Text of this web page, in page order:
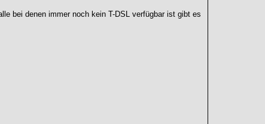
bei denen immer noch kein T-DSL verfügbar ist gibt es